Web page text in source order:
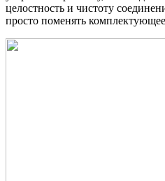
целостность и чистоту
просто поменять